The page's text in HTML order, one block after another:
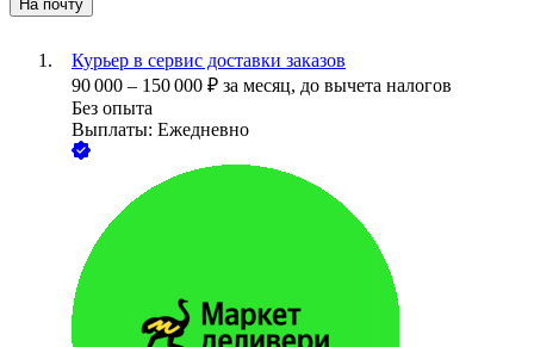
На почту
Курьер в сервис доставки заказов
90 000 – 150 000 ₽ за месяц, до вычета налогов
Без опыта
Выплаты: Ежедневно